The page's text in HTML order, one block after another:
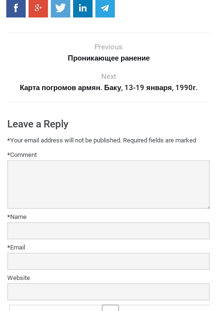
Previous
Проникающее ранение
Next
Карта погромов армян. Баку, 13-19 января, 1990г.
Leave a Reply
Your email address will not be published. Required fields are marked
*
Comment
*
Name
*
Email
*
Website